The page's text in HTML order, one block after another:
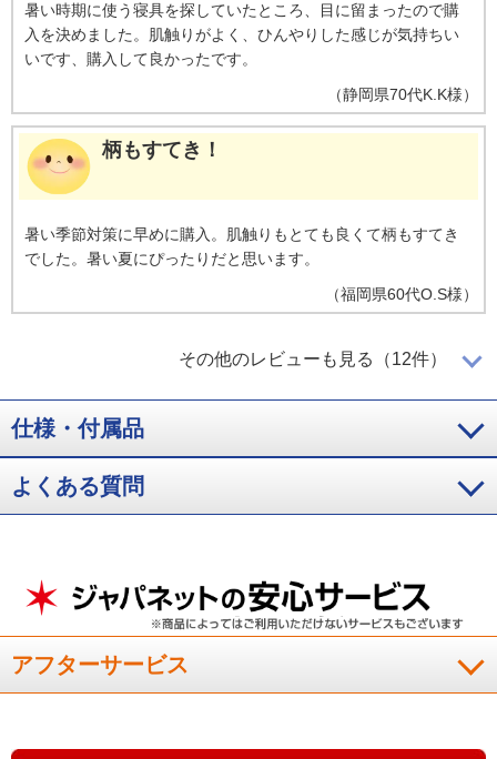
暑い時期に使う寝具を探していたところ、目に留まったので購
入を決めました。肌触りがよく、ひんやりした感じが気持ちい
いです、購入して良かったです。
（静岡県70代K.K様）
柄もすてき！
暑い季節対策に早めに購入。肌触りもとても良くて柄もすてき
でした。暑い夏にぴったりだと思います。
（福岡県60代O.S様）
すくに乾くので助かります！
お客様用に購入しました。触った感じはヒンヤリとしてます。
丸洗いが出来、すくに乾くので助かります。
I.K様）
予想以上の清涼感。睡眠を邪魔しない軽量感。全てに満足！
I.T様）
その他のレビューも見る（12件）
仕様・付属品
よくある質問
アフターサービス